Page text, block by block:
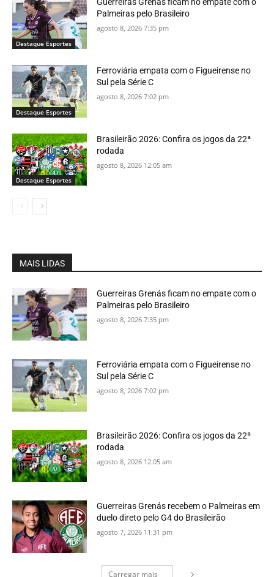
Destaque Esportes
Guerreiras Grenás ficam no empate com o
Palmeiras pelo Brasileiro
agosto 8, 2026 7:35 pm
Destaque Esportes
Ferroviária empata com o Figueirense no
Sul pela Série C
agosto 8, 2026 7:02 pm
Destaque Esportes
Brasileirão 2026: Confira os jogos da 22ª
rodada
agosto 8, 2026 12:05 am
MAIS LIDAS
Guerreiras Grenás ficam no empate com o
Palmeiras pelo Brasileiro
agosto 8, 2026 7:35 pm
Ferroviária empata com o Figueirense no
Sul pela Série C
agosto 8, 2026 7:02 pm
Brasileirão 2026: Confira os jogos da 22ª
rodada
agosto 8, 2026 12:05 am
Guerreiras Grenás recebem o Palmeiras em
duelo direto pelo G4 do Brasileirão
agosto 7, 2026 11:31 pm
Carregar mais